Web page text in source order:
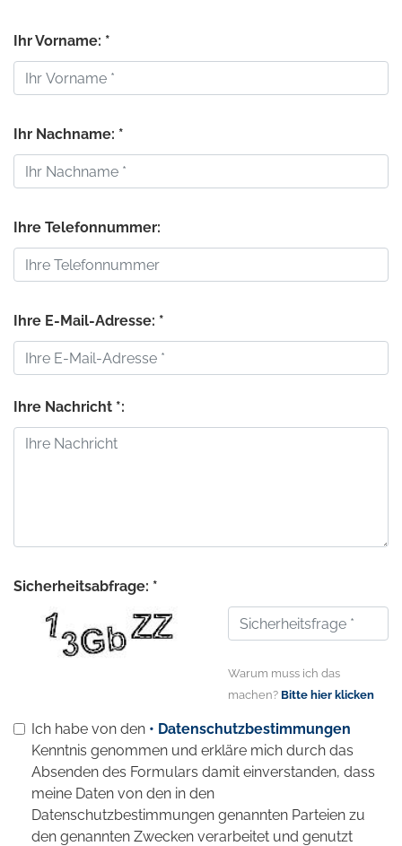
Ihr Vorname: *
Ihr Nachname: *
Ihre Telefonnummer:
Ihre E-Mail-Adresse: *
Ihre Nachricht *:
Sicherheitsabfrage: *
Warum muss ich das
machen? Bitte hier klicken
Ich habe von den • Datenschutzbestimmungen
Kenntnis genommen und erkläre mich durch das
Absenden des Formulars damit einverstanden, dass
meine Daten von den in den
Datenschutzbestimmungen genannten Parteien zu
den genannten Zwecken verarbeitet und genutzt